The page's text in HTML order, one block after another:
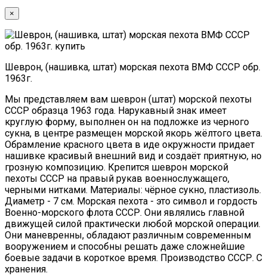
×
Шеврон, (нашивка, штат) морская пехота ВМФ СССР обр.
1963г.
Мы представляем вам шеврон (штат) морской пехоты
СССР образца 1963 года. Нарукавный знак имеет
круглую форму, выполнен он на подложке из черного
сукна, в центре размещен морской якорь жёлтого цвета.
Обрамление красного цвета в иде окружности придает
нашивке красивый внешний вид и создаёт приятную, но
грозную композицию. Крепится шеврон морской
пехоты СССР на правый рукав военнослужащего,
черными нитками. Материалы: чёрное сукно, пластизоль.
Диаметр - 7 см. Морская пехота - это символ и гордость
Военно-морского флота СССР. Они являлись главной
движущей силой практически любой морской операции.
Они маневренны, обладают различным современным
вооружением и способны решать даже сложнейшие
боевые задачи в короткое время. Производство СССР. С
хранения.